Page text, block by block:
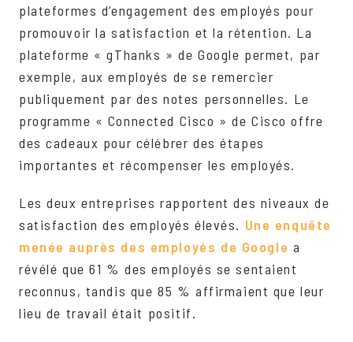
plateformes d’engagement des employés pour
promouvoir la satisfaction et la rétention. La
plateforme « gThanks » de Google permet, par
exemple, aux employés de se remercier
publiquement par des notes personnelles. Le
programme « Connected Cisco » de Cisco offre
des cadeaux pour célébrer des étapes
importantes et récompenser les employés.
Les deux entreprises rapportent des niveaux de
satisfaction des employés élevés. Une enquête
menée auprès des employés de Google a
révélé que 61 % des employés se sentaient
reconnus, tandis que 85 % affirmaient que leur
lieu de travail était positif.